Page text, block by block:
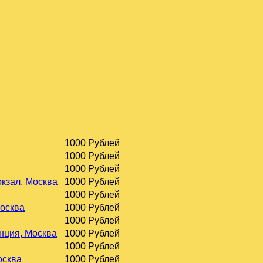
1000 Рублей
1000 Рублей
1000 Рублей
Москва
1000 Рублей
1000 Рублей
1000 Рублей
1000 Рублей
Москва
1000 Рублей
1000 Рублей
1000 Рублей